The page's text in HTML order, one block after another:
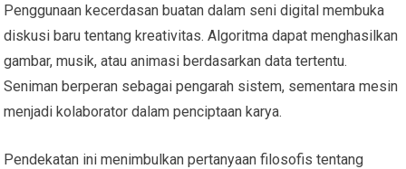
Penggunaan kecerdasan buatan dalam seni digital membuka
diskusi baru tentang kreativitas. Algoritma dapat menghasilkan
gambar, musik, atau animasi berdasarkan data tertentu.
Seniman berperan sebagai pengarah sistem, sementara mesin
menjadi kolaborator dalam penciptaan karya.
Pendekatan ini menimbulkan pertanyaan filosofis tentang